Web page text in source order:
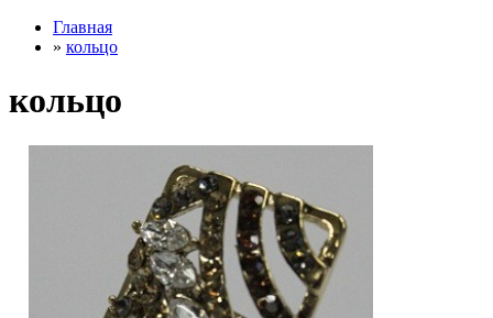
Главная
» кольцо
кольцо